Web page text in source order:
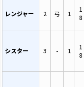
レンジャー 2 弓 1
1
8
シスター 3 - 1
1
8